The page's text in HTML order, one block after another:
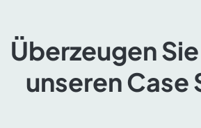
Überzeugen
unseren Case